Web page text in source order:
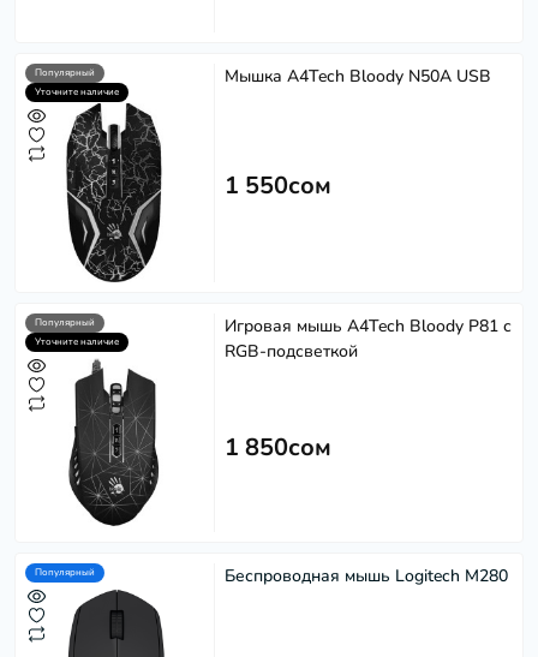
Популярный
Уточните наличие
Мышка A4Tech Bloody N50A USB
1 550сом
Популярный
Уточните наличие
Игровая мышь A4Tech Bloody P81 с
RGB-подсветкой
1 850сом
Популярный Беспроводная мышь Logitech M280